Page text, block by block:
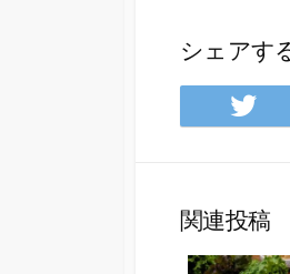
シェアす
で
ア
関連投稿